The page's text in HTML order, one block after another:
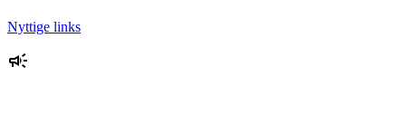
Nyttige links